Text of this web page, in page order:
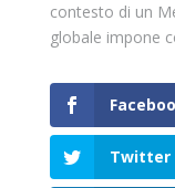
contesto di un
globale impone
Twitter